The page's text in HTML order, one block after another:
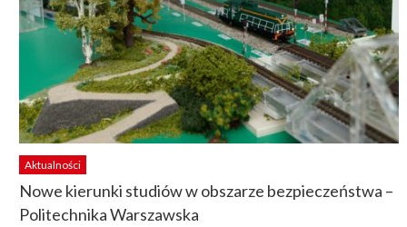
Aktualności
Nowe kierunki studiów w obszarze bezpieczeństwa –
Politechnika Warszawska